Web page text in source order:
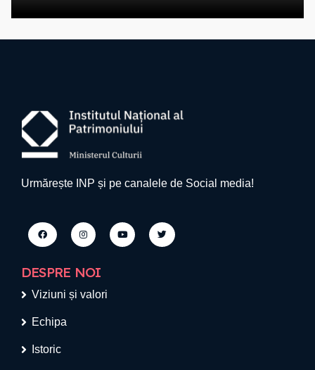
Urmărește INP și pe canalele de Social media!
DESPRE NOI
Viziuni și valori
Echipa
Istoric